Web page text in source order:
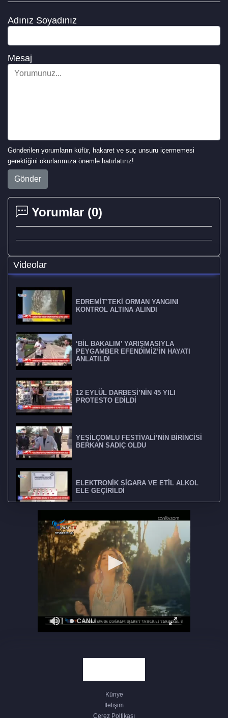
Adınız Soyadınız
Mesaj
Gönderilen yorumların küfür, hakaret ve suç unsuru içermemesi
gerektiğini okurlarımıza önemle hatırlatırız!
Gönder
Yorumlar (0)
Videolar
EDREMİT’TEKİ ORMAN YANGINI
KONTROL ALTINA ALINDI
‘BİL BAKALIM’ YARIŞMASIYLA
PEYGAMBER EFENDİMİZ’İN HAYATI
ANLATILDI
12 EYLÜL DARBESİ’NİN 45 YILI
PROTESTO EDİLDİ
YEŞİLÇOMLU FESTİVALİ’NİN BİRİNCİSİ
BERKAN SADIÇ OLDU
ELEKTRONİK SİGARA VE ETİL ALKOL
ELE GEÇİRİLDİ
BANDIRMA’DA 2025 2026 EĞİTİM
ÖĞRETİM YILI BAŞLADII
CHP BANDIRMA’DA SEÇİMLERDE
TURUNCU LİSTE FARK AÇTI
TÜRKİYE GENELİNDE SOSYAL
YARDIMLAŞMA VE DAYANIŞMA VAKFI
BANDIRMA’DA 30 AĞUSTOS COŞKUSU,
ENGELSİZ ZAFER DALIŞI
Künye
İletişim
Çerez Poltikası